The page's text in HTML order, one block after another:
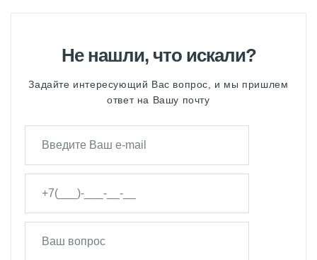
Не нашли, что искали?
Задайте интересующий Вас вопрос, и мы пришлем
ответ на Вашу почту